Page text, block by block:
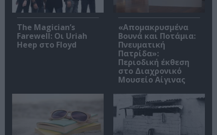
The Magician’s
Farewell: Οι Uriah
Heep στο Floyd
«Απομακρυσμένα
Βουνά και Ποτάμια:
Πνευματική
Πατρίδα»:
Περιοδική έκθεση
στο Διαχρονικό
Μουσείο Αίγινας